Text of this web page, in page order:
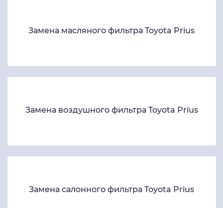
Замена масляного фильтра Toyota Prius
Замена воздушного фильтра Toyota Prius
Замена салонного фильтра Toyota Prius